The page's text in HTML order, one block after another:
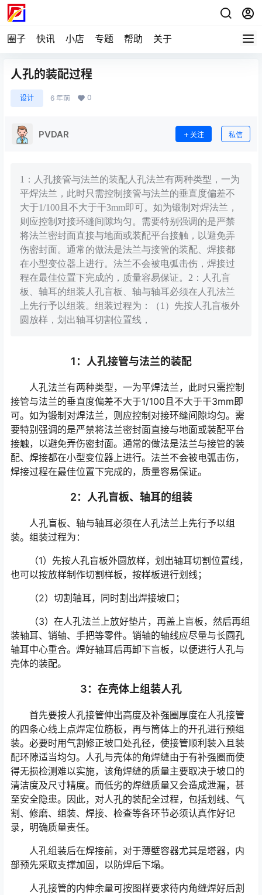
圈子 快讯 小店 专题 帮助 关于
人孔的装配过程
设计 6 年前 0
PVDAR 关注 私信
1：人孔接管与法兰的装配人孔法兰有两种类型，一为
平焊法兰，此时只需控制接管与法兰的垂直度偏差不
大于1/100且不大于干3mm即可。如为锻制对焊法兰，
则应控制对接环缝间隙均匀。需要特别强调的是严禁
将法兰密封面直接与地面或装配平台接触，以避免弄
伤密封面。通常的做法是法兰与接管的装配、焊接都
在小型变位器上进行。法兰不会被电弧击伤，焊接过
程在最佳位置下完成的，质量容易保证。2：人孔盲
板、轴耳的组装人孔盲板、轴与轴耳必须在人孔法兰
上先行予以组装。组装过程为：（1）先按人孔盲板外
圆放样，划出轴耳切割位置线，
1：人孔接管与法兰的装配
人孔法兰有两种类型，一为平焊法兰，此时只需控制
接管与法兰的垂直度偏差不大于1/100且不大于干3mm即
可。如为锻制对焊法兰，则应控制对接环缝间隙均匀。需
要特别强调的是严禁将法兰密封面直接与地面或装配平台
接触，以避免弄伤密封面。通常的做法是法兰与接管的装
配、焊接都在小型变位器上进行。法兰不会被电弧击伤，
焊接过程在最佳位置下完成的，质量容易保证。
2：人孔盲板、轴耳的组装
人孔盲板、轴与轴耳必须在人孔法兰上先行予以组
装。组装过程为：
（1）先按人孔盲板外圆放样，划出轴耳切割位置线，
也可以按放样制作切割样板，按样板进行划线；
（2）切割轴耳，同时割出焊接坡口；
（3）在人孔法兰上放好垫片，再盖上盲板，然后再组
装轴耳、销轴、手把等零件。销轴的轴线应尽量与长圆孔
轴耳中心重合。焊好轴耳后再卸下盲板，以便进行人孔与
壳体的装配。
3：在壳体上组装人孔
首先要按人孔接管伸出高度及补强圈厚度在人孔接管
的四条心线上点焊定位筋板，再与筒体上的开孔进行预组
装。必要时用气割修正坡口处孔径，使接管顺利装入且装
配环隙适当均匀。人孔与壳体的角焊缝由于有补强圈而使
得无损检测难以实施，该角焊缝的质量主要取决于坡口的
清洁度及尺寸精度。而低劣的焊缝质量又会造成泄漏，甚
至安全隐患。因此，对人孔的装配全过程，包括划线、气
割、修磨、组装、焊接、检查等各环节必须认真作好记
录，明确质量责任。
人孔组装后在焊接前，对于薄壁容器尤其是塔器，内
部预先采取支撑加固，以防焊后下塌。
人孔接管的内伸余量可按图样要求待内角缝焊好后割